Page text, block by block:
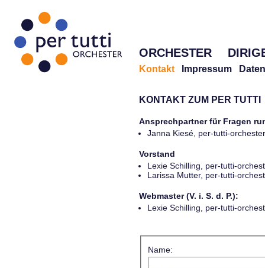
ORCHESTER
Kontakt Impressum
KONTAKT ZUM PER TUTTI
Ansprechpartner für Fragen
Janna Kiesé, per-tutti-
Vorstand
Lexie Schilling, per-tutti-
Larissa Mutter, per-tutti-
Webmaster (V. i. S. d. P.):
Lexie Schilling, per-tutti-
Name: